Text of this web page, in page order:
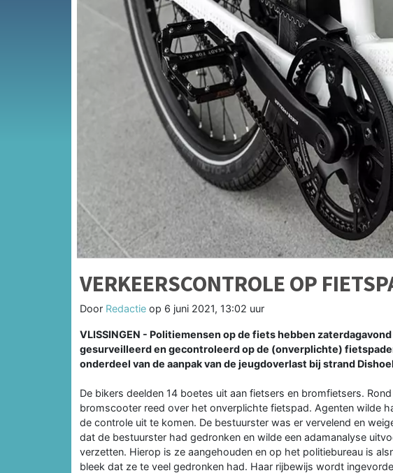
VERKEERSCONTROLE OP
Door Redactie op 6 juni 2021, 13:02 uur
VLISSINGEN - Politiemensen op de fiets hebben
gesurveilleerd en gecontroleerd op de (onverplichte)
onderdeel van de aanpak van de jeugdoverlast bij strand
De bikers deelden 14 boetes uit aan fietsers en bromfietsers.
bromscooter reed over het onverplichte fietspad. Agenten wilde
de controle uit te komen. De bestuurster was er vervelend en
dat de bestuurster had gedronken en wilde een adamanalyse
verzetten. Hierop is ze aangehouden en op het politiebureau is
bleek dat ze te veel gedronken had. Haar rijbewijs wordt